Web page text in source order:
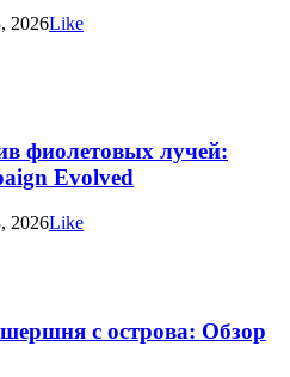
2026Like
фиолетовых лучей:
Evolved
2026Like
с острова: Обзор